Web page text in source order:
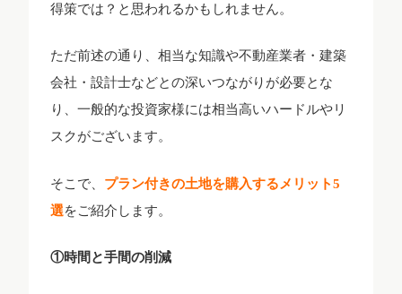
得策では？と思われるかもしれません。
ただ前述の通り、相当な知識や不動産業者・建築
会社・設計士などとの深いつながりが必要とな
り、一般的な投資家様には相当高いハードルやリ
スクがございます。
そこで、 プラン付きの土地を購入するメリット5
選をご紹介します。
①時間と手間の削減